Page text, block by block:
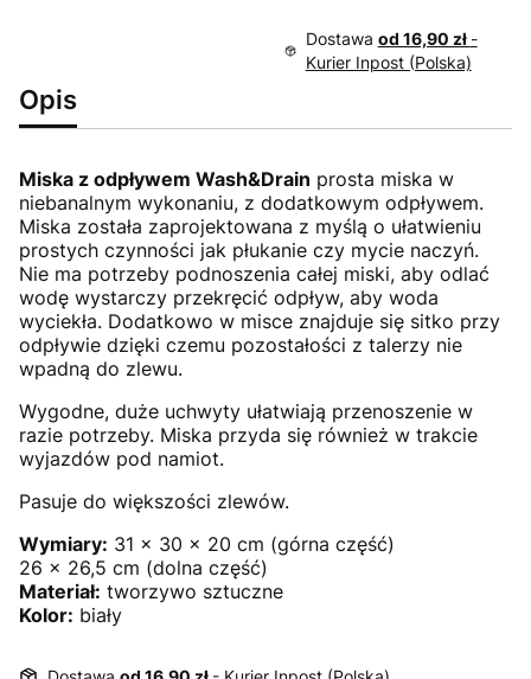
Dostawa od 16,90 zł -
Kurier Inpost (Polska)
Opis
Miska z odpływem Wash&Drain prosta miska w
niebanalnym wykonaniu, z dodatkowym odpływem.
Miska została zaprojektowana z myślą o ułatwieniu
prostych czynności jak płukanie czy mycie naczyń.
Nie ma potrzeby podnoszenia całej miski, aby odlać
wodę wystarczy przekręcić odpływ, aby woda
wyciekła. Dodatkowo w misce znajduje się sitko przy
odpływie dzięki czemu pozostałości z talerzy nie
wpadną do zlewu.
Wygodne, duże uchwyty ułatwiają przenoszenie w
razie potrzeby. Miska przyda się również w trakcie
wyjazdów pod namiot.
Pasuje do większości zlewów.
Wymiary: 31 x 30 x 20 cm (górna część)
26 x 26,5 cm (dolna część)
Materiał: tworzywo sztuczne
Kolor: biały